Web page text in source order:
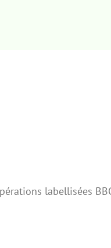
labellisées